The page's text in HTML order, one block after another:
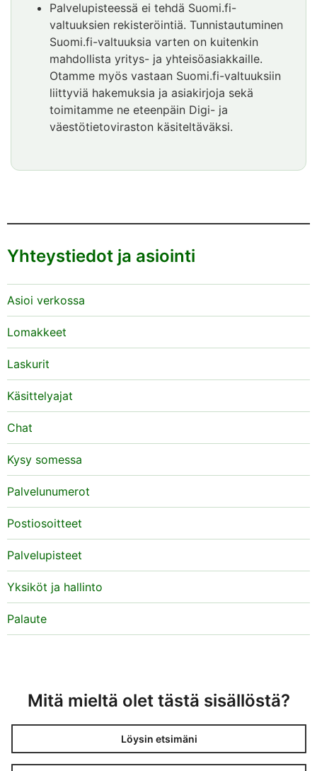
Palvelupisteessä ei tehdä Suomi.fi-
valtuuksien rekisteröintiä. Tunnistautuminen
Suomi.fi-valtuuksia varten on kuitenkin
mahdollista yritys- ja yhteisöasiakkaille.
Otamme myös vastaan Suomi.fi-valtuuksiin
liittyviä hakemuksia ja asiakirjoja sekä
toimitamme ne eteenpäin Digi- ja
väestötietoviraston käsiteltäväksi.
Yhteystiedot ja asiointi
Asioi verkossa
Lomakkeet
Laskurit
Käsittelyajat
Chat
Kysy somessa
Palvelunumerot
Postiosoitteet
Palvelupisteet
Yksiköt ja hallinto
Palaute
Mitä mieltä olet tästä sisällöstä?
Löysin etsimäni